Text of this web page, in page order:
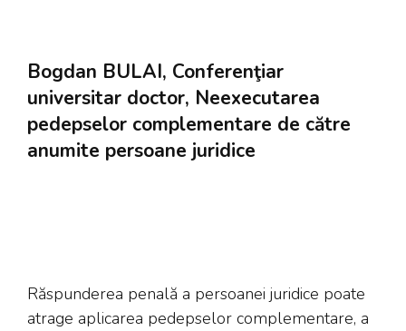
Bogdan BULAI, Conferenţiar
universitar doctor, Neexecutarea
pedepselor complementare de către
anumite persoane juridice
Răspunderea penală a persoanei juridice poate
atrage aplicarea pedepselor complementare, a